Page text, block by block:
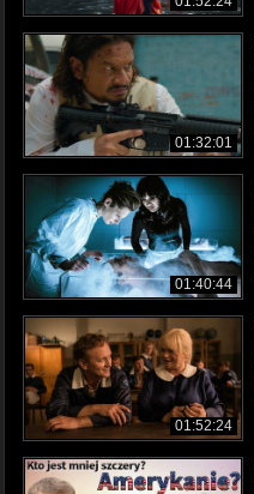
01:32:01
01:40:44
01:52:24